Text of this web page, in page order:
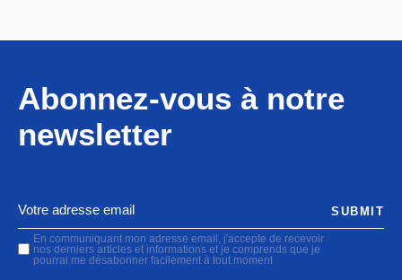
Abonnez-vous à notre
newsletter
En communiquant mon adresse email, j'accepte de recevoir
nos derniers articles et informations et je comprends que je
pourrai me désabonner facilement à tout moment
SUBMIT